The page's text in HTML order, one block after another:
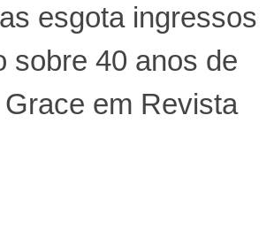
esgota ingressos
sobre 40 anos de
em Revista